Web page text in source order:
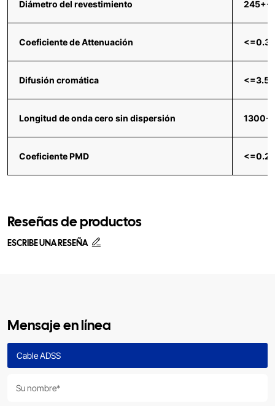
Diámetro del revestimiento 245+-
Coeficiente de Attenuación
Difusión cromática
Longitud de onda cero sin dispersión 1300-
Coeficiente PMD
Reseñas de productos
ESCRIBE UNA RESEÑA
Mensaje en línea